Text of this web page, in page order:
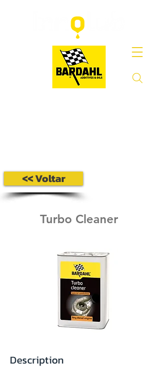
<< Voltar
Turbo Cleaner
Description